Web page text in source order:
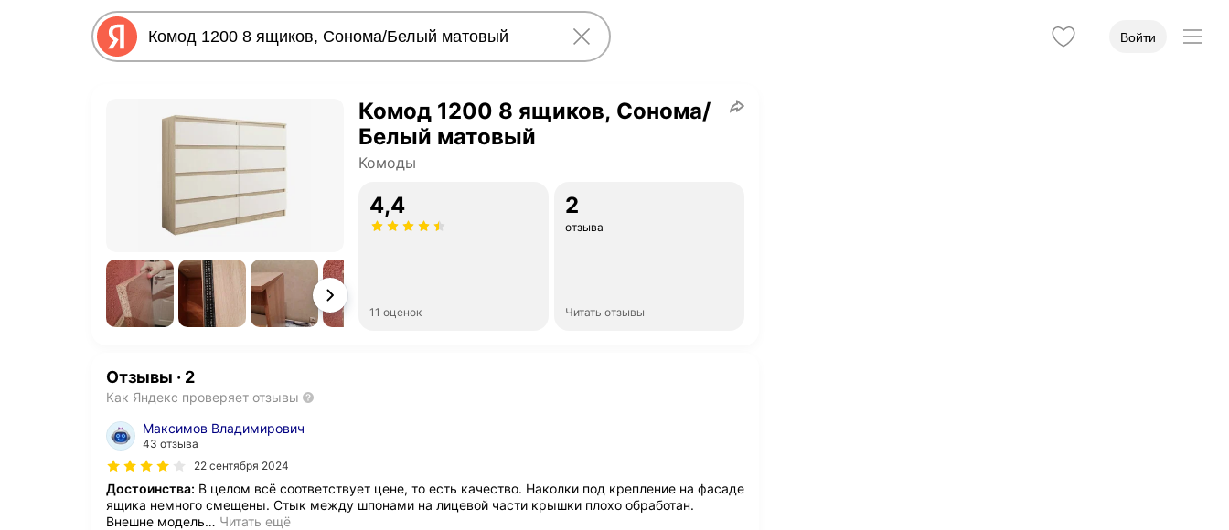
Войти
Комод 1200 8 ящиков, Сонома/
Белый матовый
Комоды
4,4
11 оценок
2
отзыва
Читать отзывы
Отзывы · 2
Как Яндекс проверяет отзывы
Максимов Владимирович
43 отзыва
22 сентября 2024
Достоинства: В целом всё соответствует цене, то есть качество. Наколки под крепление на фасаде
ящика немного смещены. Стык между шпонами на лицевой части крышки плохо обработан.
Внешне модель… Читать ещё